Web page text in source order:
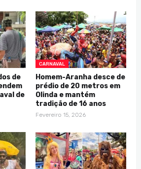
de
de
CARNAVAL
Homem-Aranha desce de
prédio de 20 metros em
Olinda e mantém
tradição de 16 anos
Fevereiro 15, 2026